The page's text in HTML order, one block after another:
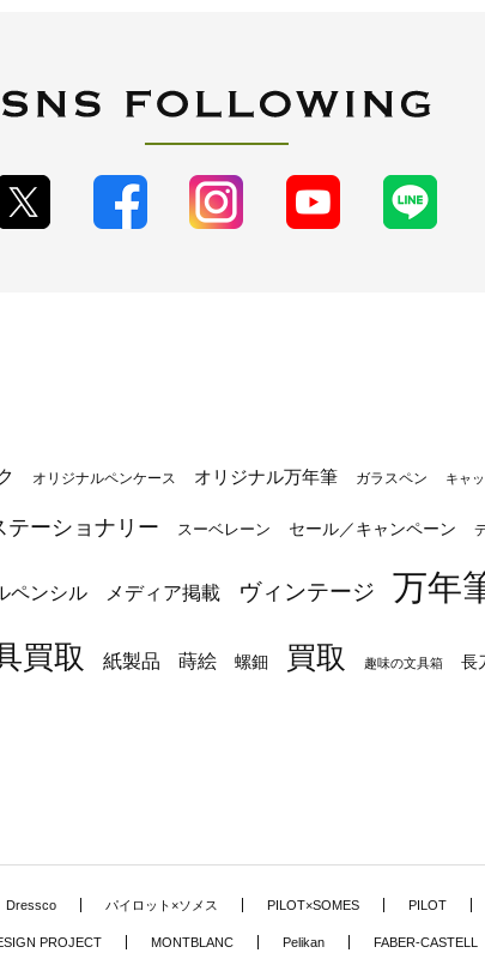
オリジナルペンケース オリジナル万年筆 ガラスペン キャ
テーショナリー スーベレーン セール／キャンペーン
ペンシル メディア掲載 ヴィンテージ 万年
買取 紙製品 蒔絵 螺鈿 買取 趣味の文具箱 長
Dressco パイロット×ソメス PILOT×SOMES PILOT
PROJECT MONTBLANC Pelikan FABER-CASTELL